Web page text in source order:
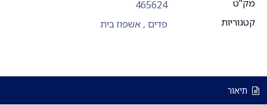
מק"ט
465624
קטגוריות
פדים, אשפוז בית
תיאור